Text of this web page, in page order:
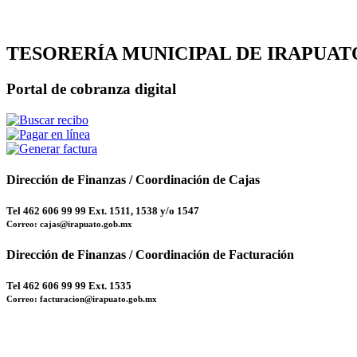
TESORERÍA MUNICIPAL DE
Portal de cobranza digital
Dirección de Finanzas / Coordinación de Cajas
Tel 462 606 99 99 Ext. 1511, 1538 y/o 1547
Correo: cajas@irapuato.gob.mx
Dirección de Finanzas / Coordinación de Facturación
Tel 462 606 99 99 Ext. 1535
Correo: facturacion@irapuato.gob.mx